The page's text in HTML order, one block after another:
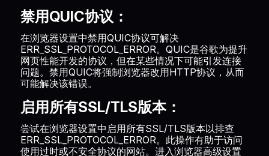
禁用QUIC协议：
在浏览器设置中禁用QUIC协议可解决
ERR_SSL_PROTOCOL_ERROR。QUIC是谷歌为提升
网页性能开发的协议，但在某些情况下可能引发连接
问题。禁用QUIC将强制浏览器改用HTTP协议，从而
可能解决该错误。
启用所有SSL/TLS版本：
尝试在浏览器设置中启用所有SSL/TLS版本以排查
ERR_SSL_PROTOCOL_ERROR。此操作有助于访问
使用过时或不安全协议的网站。进入浏览器高级设置